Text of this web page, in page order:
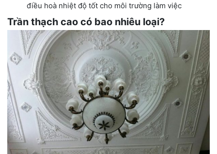
điều hoà nhiệt độ tốt cho môi trường làm việc
Trần thạch cao có bao nhiêu loại?